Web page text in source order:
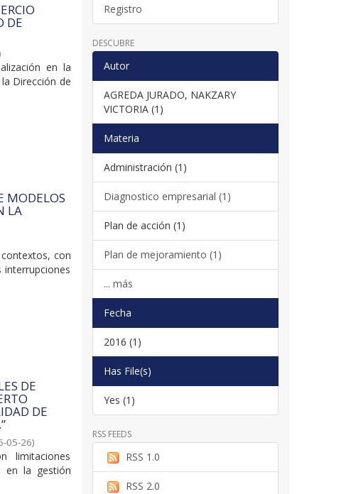
DE
en la
Dirección de
MODELOS
LA
con
DE
DE
05-26)
limitaciones
en la gestión
Registro
DESCUBRE
Autor
AGREDA JURADO, NAKZARY
VICTORIA (1)
Materia
Administración (1)
Diagnostico empresarial (1)
Plan de acción (1)
Plan de mejoramiento (1)
... más
Fecha
2016 (1)
Has File(s)
Yes (1)
RSS FEEDS
RSS 1.0
RSS 2.0